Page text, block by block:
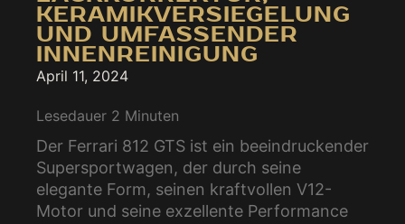
KERAMIKVERSIEGELUNG
UND UMFASSENDER
INNENREINIGUNG
April 11, 2024
Lesedauer 2 Minuten
Der Ferrari 812 GTS ist ein beeindruckender
Supersportwagen, der durch seine
elegante Form, seinen kraftvollen V12-
Motor und seine exzellente Performance